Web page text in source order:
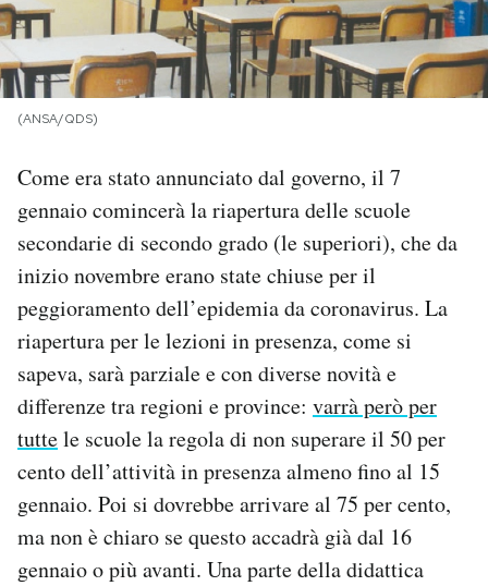
NEWSLETTER
I MIEI PREFERITI
CALENDARIO
AREA PERSONALE
Area Personale
Newsletter
Regala il Post
Hai bisogno di aiuto?
Esci
(ANSA/QDS)
Come era stato annunciato dal governo, il 7
gennaio comincerà la riapertura delle scuole
secondarie di secondo grado (le superiori), che da
inizio novembre erano state chiuse per il
peggioramento dell’epidemia da coronavirus. La
riapertura per le lezioni in presenza, come si
sapeva, sarà parziale e con diverse novità e
differenze tra regioni e province: varrà però per
tuttele scuole la regola di non superare il 50 per
cento dell’attività in presenza almeno fino al 15
gennaio. Poi si dovrebbe arrivare al 75 per cento,
ma non è chiaro se questo accadrà già dal 16
gennaio o più avanti. Una parte della didattica